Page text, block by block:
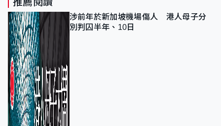
涉前年於新加坡機場傷人 港人母子分
別判囚半年、10日